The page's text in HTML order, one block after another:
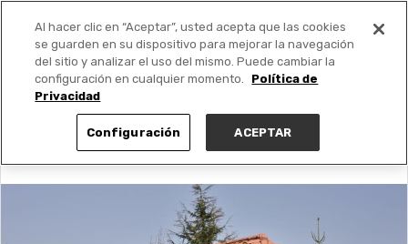
PUBLICA GRATIS +
Al hacer clic en “Aceptar”, usted acepta que las cookies
se guarden en su dispositivo para mejorar la navegación
del sitio y analizar el uso del mismo. Puede cambiar la
configuración en cualquier momento.
Política de
Privacidad
Configuración ACEPTAR